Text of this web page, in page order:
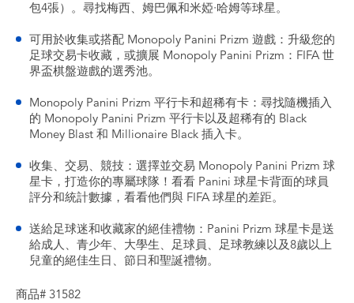
包4張）。尋找梅西、姆巴佩和米婭·哈姆等球星。
可用於收集或搭配 Monopoly Panini Prizm 遊戲：升級您的
足球交易卡收藏，或擴展 Monopoly Panini Prizm：FIFA 世
界盃棋盤遊戲的選秀池。
Monopoly Panini Prizm 平行卡和超稀有卡：尋找隨機插入
的 Monopoly Panini Prizm 平行卡以及超稀有的 Black
Money Blast 和 Millionaire Black 插入卡。
收集、交易、競技：選擇並交易 Monopoly Panini Prizm 球
星卡，打造你的專屬球隊！看看 Panini 球星卡背面的球員
評分和統計數據，看看他們與 FIFA 球星的差距。
送給足球迷和收藏家的絕佳禮物：Panini Prizm 球星卡是送
給成人、青少年、大學生、足球員、足球教練以及8歲以上
兒童的絕佳生日、節日和聖誕禮物。
商品# 31582